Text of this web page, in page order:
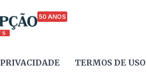
50 ANOS
PRIVACIDADE TERMOS DE USO